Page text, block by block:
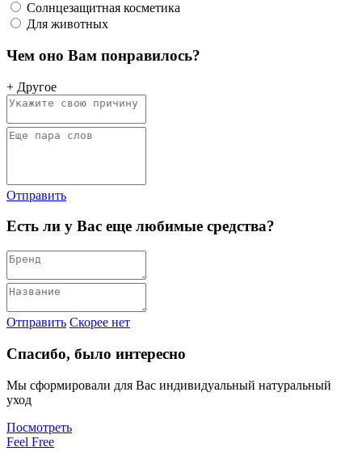
Солнцезащитная косметика
Для животных
Чем оно Вам понравилось?
+ Другое
Отправить
Есть ли у Вас еще любимые средства?
Отправить Скорее нет
Спасибо, было интересно
Мы сформировали для Вас индивидуальный натуральный
уход
Посмотреть
Feel Free